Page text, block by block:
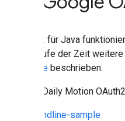
für Java
im Laufe der Zeit
beschrieben.
von Daily Motion
cmdline-sample